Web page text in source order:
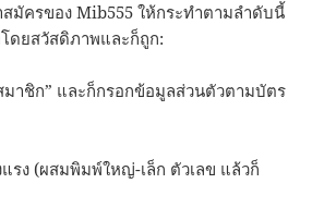
สมัครของ Mib555 ให้กระทำตามลำดับนี้
ดยสวัสดิภาพและก็ถูก:
มาชิก” และก็กรอกข้อมูลส่วนตัวตามบัตร
รง (ผสมพิมพ์ใหญ่-เล็ก ตัวเลข แล้วก็